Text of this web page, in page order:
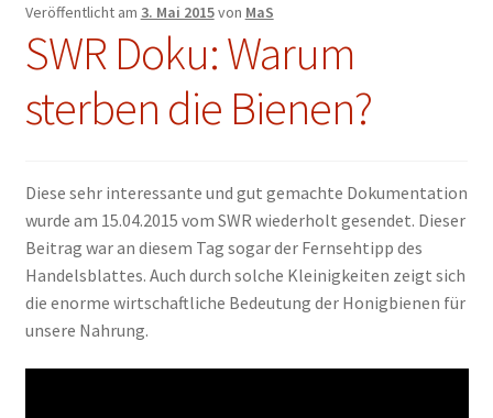
INFORMATIONEN
Veröffentlicht am 3. Mai 2015von MaS
SWR Doku: Warum
sterben die Bienen?
Diese sehr interessante und gut gemachte Dokumentation
wurde am 15.04.2015 vom SWR wiederholt gesendet. Dieser
Beitrag war an diesem Tag sogar der Fernsehtipp des
Handelsblattes. Auch durch solche Kleinigkeiten zeigt sich
die enorme wirtschaftliche Bedeutung der Honigbienen für
unsere Nahrung.